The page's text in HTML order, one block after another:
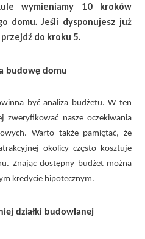
wymieniamy 10 kroków
domu. Jeśli dysponujesz już
do kroku 5.
budowę domu
być analiza budżetu. W ten
zweryfikować nasze oczekiwania
Warto także pamiętać, że
okolicy często kosztuje
Znając dostępny budżet można
kredycie hipotecznym.
działki budowlanej